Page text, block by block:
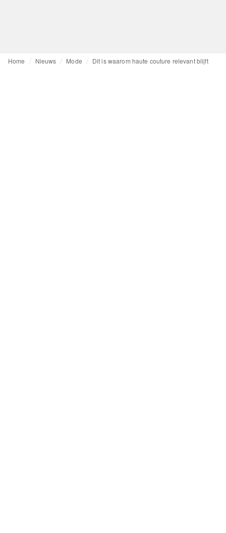
Home Nieuws Mode Dit is waarom haute couture relevant blijft